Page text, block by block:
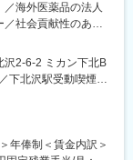
ビス担当）
康ライフサイエン
ーシステム）を設立
トなど大手企業とも
サービスを展開し
グロースさせる取り
海外医薬品の法人
社会貢献性のある
頼性のあるパート
薬品代行サービ
る海外のパートナ
沢2-6-2 ミカン下北B
下北沢駅受動喫煙対
定める事業所
年俸制＜賃金内訳＞